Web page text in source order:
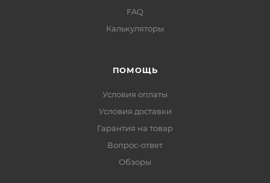
FAQ
Калькуляторы
ПОМОЩЬ
Условия оплаты
Условия доставки
Гарантия на товар
Вопрос-ответ
Обзоры